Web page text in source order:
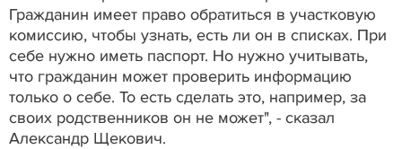
Гражданин имеет право обратиться в участковую
комиссию, чтобы узнать, есть ли он в списках. При
себе нужно иметь паспорт. Но нужно учитывать,
что гражданин может проверить информацию
только о себе. То есть сделать это, например, за
своих родственников он не может", - сказал
Александр Щекович.